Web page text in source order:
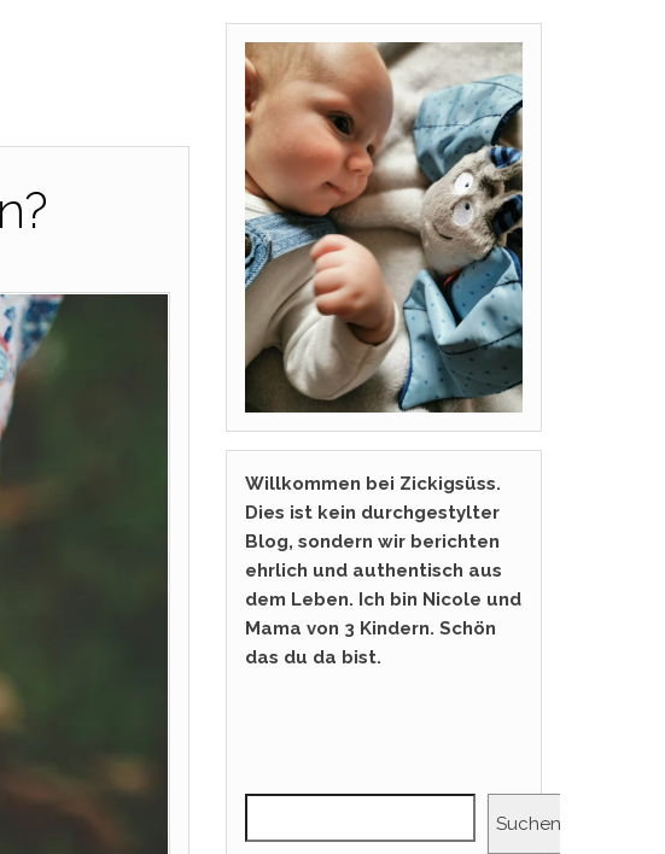
Willkommen bei Zickigsüss.
Dies ist kein durchgestylter
Blog, sondern wir berichten
ehrlich und authentisch aus
dem Leben. Ich bin Nicole und
Mama von 3 Kindern. Schön
das du da bist.
Suchen